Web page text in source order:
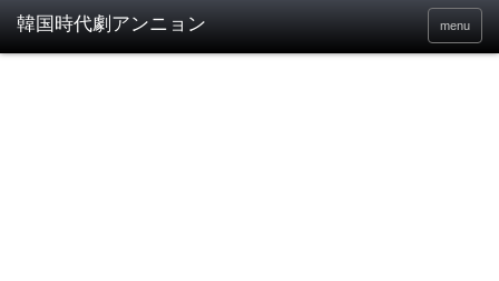
menu